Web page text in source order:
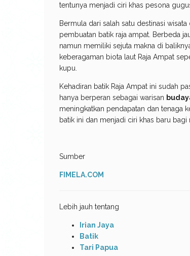
tentunya menjadi ciri khas pesona
Bermula dari salah satu destinasi
pembuatan batik raja ampat. Berbeda
namun memiliki sejuta makna di
keberagaman biota laut Raja Ampat
kupu.
Kehadiran batik Raja Ampat ini sudah
hanya berperan sebagai warisan
meningkatkan pendapatan dan tenaga
batik ini dan menjadi ciri khas baru bagi
Sumber
FIMELA.COM
Lebih jauh tentang
Irian Jaya
Batik
Tari Papua